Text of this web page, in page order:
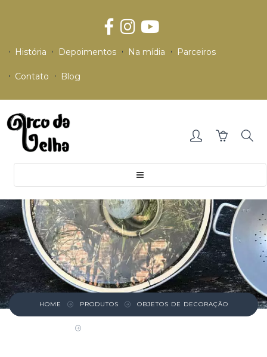
História Depoimentos Na mídia Parceiros
Contato Blog
HOME PRODUTOS OBJETOS DE DECORAÇÃO